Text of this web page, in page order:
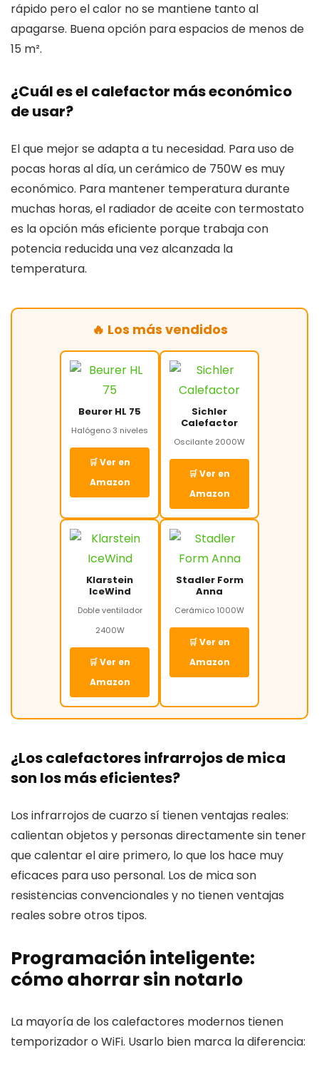
rápido pero el calor no se mantiene tanto al
apagarse. Buena opción para espacios de menos de
15 m².
¿Cuál es el calefactor más económico
de usar?
El que mejor se adapta a tu necesidad. Para uso de
pocas horas al día, un cerámico de 750W es muy
económico. Para mantener temperatura durante
muchas horas, el radiador de aceite con termostato
es la opción más eficiente porque trabaja con
potencia reducida una vez alcanzada la
temperatura.
🔥 Los más vendidos
Beurer HL 75
Halógeno 3 niveles
🛒 Ver en
Amazon
Sichler
Calefactor
Oscilante 2000W
🛒 Ver en
Amazon
Klarstein
IceWind
Doble ventilador
2400W
🛒 Ver en
Amazon
Stadler Form
Anna
Cerámico 1000W
🛒 Ver en
Amazon
¿Los calefactores infrarrojos de mica
son los más eficientes?
Los infrarrojos de cuarzo sí tienen ventajas reales:
calientan objetos y personas directamente sin tener
que calentar el aire primero, lo que los hace muy
eficaces para uso personal. Los de mica son
resistencias convencionales y no tienen ventajas
reales sobre otros tipos.
Programación inteligente:
cómo ahorrar sin notarlo
La mayoría de los calefactores modernos tienen
temporizador o WiFi. Usarlo bien marca la diferencia: